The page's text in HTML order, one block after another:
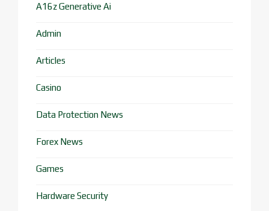
A16z Generative Ai
Admin
Articles
Casino
Data Protection News
Forex News
Games
Hardware Security